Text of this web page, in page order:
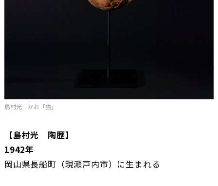
島村光 かお「猫」
【島村光 陶歴】
1942年
岡山県長船町（現瀬戸内市）に生まれる